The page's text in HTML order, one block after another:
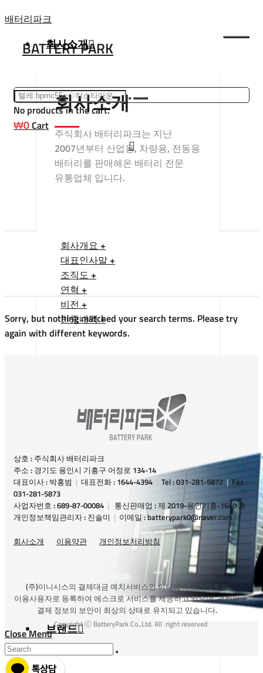
Skip
content
배터리파크
BATTERY PARK
회사소개
회사소개
주식회사 배터리파크는 지난
2007년부터 산업용, 차량용, 전동용
배터리를 판매해온 배터리 전문
유통업체 입니다.
회사개요 +
대표인사말 +
조직도 +
연혁 +
비전 +
인증내역 +
브랜드
No products in the cart.
₩0Cart
Sorry, but nothing matched your search terms. Please try
again with different keywords.
상호 : 주식회사 배터리파크
주소 : 경기도 용인시 기흥구 어정로 134-14
대표이사 : 박홍범 | 대표전화 : 1644-4394 Tel : 031-281-5872 | Fax :
031-281-5873
사업자번호 : 689-87-00084 | 통신판매업 : 제 2019-용인기흥-1640 호
개인정보책임관리자 : 진솔미 | 이메일 : batterypark0@naver.com
회사소개 이용약관 개인정보처리방침
(주)이니시스의 결제대금 예치서비스인 이니페이 에스크로의
이용사용자로 등록하여 에스크로 서비스를 제공하고 있으며, 귀하의
결제 정보의 보안이 최상의 상태로 유지되고 있습니다.
Copyright ⓒ BatteryPark Co.,Ltd. All right reserved
Close Menu